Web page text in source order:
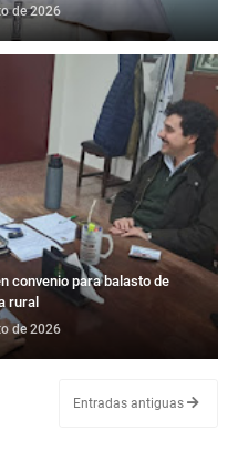
de 2026
convenio para balasto de
rural
de 2026
Entradas antiguas